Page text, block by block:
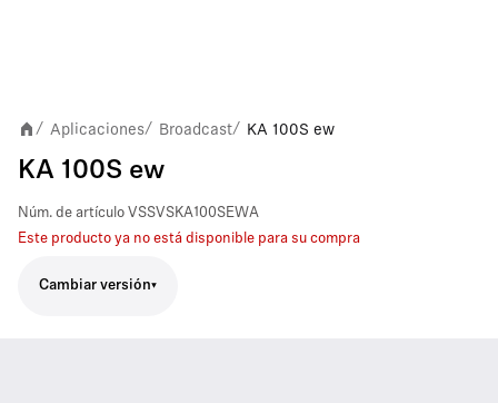
/ Aplicaciones/ Broadcast/ KA 100S ew
KA 100S ew
Núm. de artículo VSSVSKA100SEWA
Este producto ya no está disponible para su compra
Cambiar versión